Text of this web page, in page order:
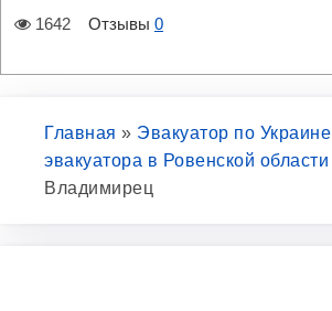
1642 Отзывы 0
Главная » Эвакуатор по Украине
эвакуатора в Ровенской области
Владимирец